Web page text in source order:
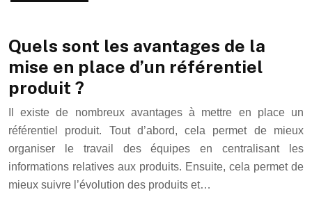
Quels sont les avantages de la
mise en place d’un référentiel
produit ?
Il existe de nombreux avantages à mettre en place un
référentiel produit. Tout d’abord, cela permet de mieux
organiser le travail des équipes en centralisant les
informations relatives aux produits. Ensuite, cela permet de
mieux suivre l’évolution des produits et…